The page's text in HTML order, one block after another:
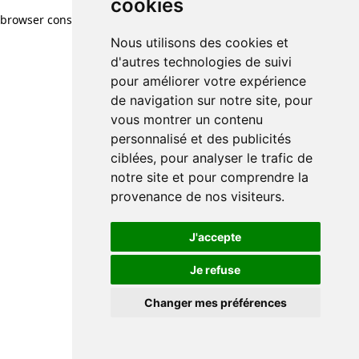
cookies
Nous utilisons des cookies et
d'autres technologies de suivi
pour améliorer votre expérience
de navigation sur notre site, pour
vous montrer un contenu
personnalisé et des publicités
ciblées, pour analyser le trafic de
notre site et pour comprendre la
provenance de nos visiteurs.
J'accepte
Je refuse
Changer mes préférences
cookies
Nous utilisons des cookies et
d'autres technologies de suivi
pour améliorer votre expérience
de navigation sur notre site, pour
vous montrer un contenu
personnalisé et des publicités
ciblées, pour analyser le trafic de
notre site et pour comprendre la
provenance de nos visiteurs.
J'accepte
Je refuse
Changer mes préférences
browser console for more information)